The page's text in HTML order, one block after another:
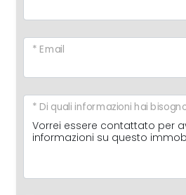
* Email
* Di quali informazioni hai